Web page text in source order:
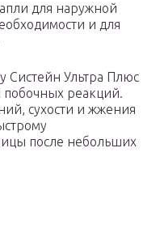
для наружной
и для
Систейн Ультра Плюс
побочных реакций.
сухости и жжения
после небольших